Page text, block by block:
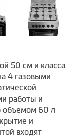
50 см и класса
4 газовыми
работы и
объемом 60 л
и
входят